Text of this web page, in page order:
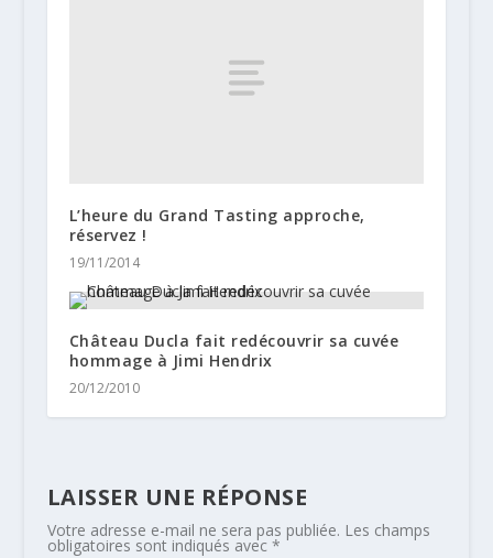
L’heure du Grand Tasting approche,
réservez !
19/11/2014
Château Ducla fait redécouvrir sa cuvée
hommage à Jimi Hendrix
20/12/2010
LAISSER UNE RÉPONSE
Votre adresse e-mail ne sera pas publiée. Les champs
obligatoires sont indiqués avec *